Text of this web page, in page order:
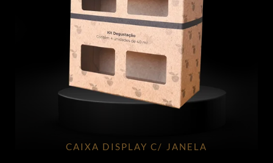
CAIXA DISPLAY C/ JANELA